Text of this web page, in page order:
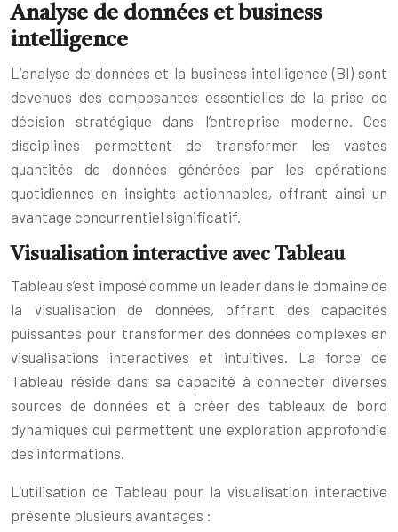
Analyse de données et business
intelligence
L’analyse de données et la business intelligence (BI) sont
devenues des composantes essentielles de la prise de
décision stratégique dans l’entreprise moderne. Ces
disciplines permettent de transformer les vastes
quantités de données générées par les opérations
quotidiennes en insights actionnables, offrant ainsi un
avantage concurrentiel significatif.
Visualisation interactive avec Tableau
Tableau s’est imposé comme un leader dans le domaine de
la visualisation de données, offrant des capacités
puissantes pour transformer des données complexes en
visualisations interactives et intuitives. La force de
Tableau réside dans sa capacité à connecter diverses
sources de données et à créer des tableaux de bord
dynamiques qui permettent une exploration approfondie
des informations.
L’utilisation de Tableau pour la visualisation interactive
présente plusieurs avantages :